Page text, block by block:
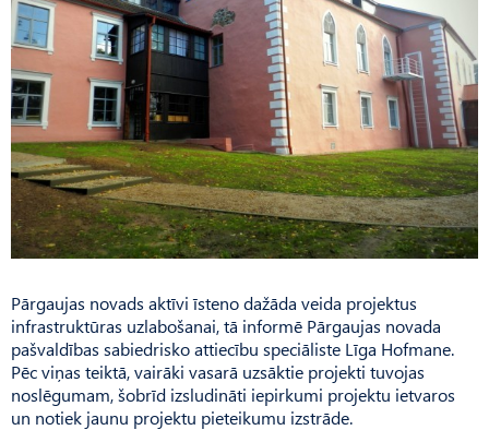
Pārgaujas novads aktīvi īsteno dažāda veida projektus
infrastruktūras uzlabošanai, tā informē Pārgaujas novada
pašvaldības sabiedrisko attiecību speciāliste Līga Hofmane.
Pēc viņas teiktā, vairāki vasarā uzsāktie projekti tuvojas
noslēgumam, šobrīd izsludināti iepirkumi projektu ietvaros
un notiek jaunu projektu pieteikumu izstrāde.